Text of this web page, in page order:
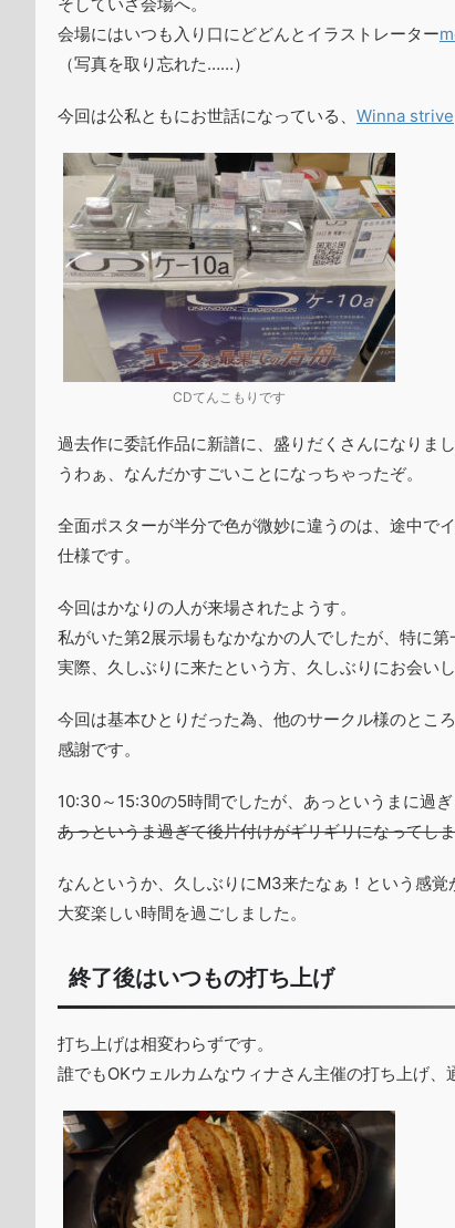
そしていざ会場へ。
会場にはいつも入り口にどどんとイラストレーター
（写真を取り忘れた……）
今回は公私ともにお世話になっている、 Winna strive
CDてんこもりです
過去作に委託作品に新譜に、盛りだくさんになりまし
うわぁ、なんだかすごいことになっちゃったぞ。
全面ポスターが半分で色が微妙に違うのは、途中で
仕様です。
今回はかなりの人が来場されたようす。
私がいた第2展示場もなかなかの人でしたが、特に第
実際、久しぶりに来たという方、久しぶりにお会い
今回は基本ひとりだった為、他のサークル様のとこ
感謝です。
10:30～15:30の5時間でしたが、あっというまに過ぎ
あっというま過ぎて後片付けがギリギリになってし
なんというか、久しぶりにM3来たなぁ！という感覚
大変楽しい時間を過ごしました。
終了後はいつもの打ち上げ
打ち上げは相変わらずです。
誰でもOKウェルカムなウィナさん主催の打ち上げ、